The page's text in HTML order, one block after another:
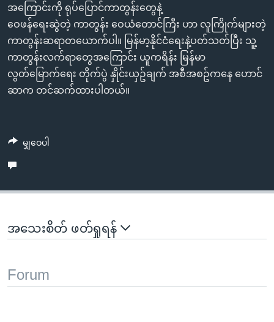
ရန်
ရှာဖွေ
ရန်
နေရာ
သို့
ကျော်
ဘာသာစကားများ
အကြောင်းကို ရုပ်ပြောင်ကာတွန်းတွေနဲ့
ဝေဖန်ရေးဆွဲတဲ့ ကာတွန်း ဝေယံတောင်ကြီး ဟာ လူကြိုက်များတဲ့
ကာတွန်းဆရာတယောက်ပါ။ မြန်မာ့နိုင်ငံရေးနဲ့ပတ်သတ်ပြီး သူ့
ကာတွန်းလက်ရာတွေအကြောင်း ယူကရိန်း မြန်မာ
လွတ်မြောက်ရေး တိုက်ပွဲ နှိုင်းယှဥ်ချက် အစီအစဥ်ကနေ ဟောင်
ဆာက တင်ဆက်ထားပါတယ်။
မျှဝေပါ
အသေးစိတ် ဖတ်ရှုရန်
Forum